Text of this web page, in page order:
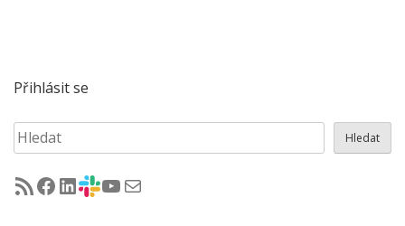
Přihlásit se
Hledat Hledat
RSS - články na jug.cz
Facebook skupina Czech Java User Group
LinkedIn skupina Czech Java User Group
CZJUG Slack fórum
CZJUG YouTube kanálCZJUG email